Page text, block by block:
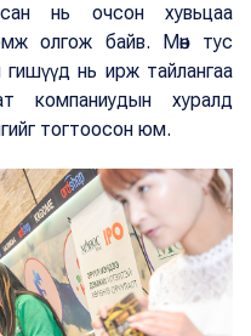
нь очсон хувьцаа
олгож байв. Мөн тус
нь ирж тайлангаа
компаниудын хуралд
тогтоосон юм.